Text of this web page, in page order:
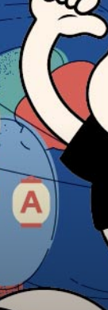
Alive or
Alife.
Alife 與您
活。
Alife 從籌備第一
即將參與其中每
之重，我們皆會
我們已在 Alife
加強措施，期望
共同打造